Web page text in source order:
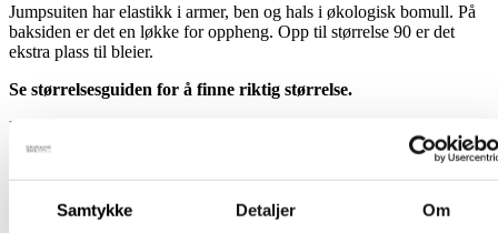
Samtykke Detaljer Om
Jumpsuiten har elastikk i armer, ben og hals i økologisk bomull. På
baksiden er det en løkke for oppheng. Opp til størrelse 90 er det
ekstra plass til bleier.
Se størrelsesguiden for å finne riktig størrelse.
Materialet er Øko-Tex-merket saueull.
Laget i Finland.